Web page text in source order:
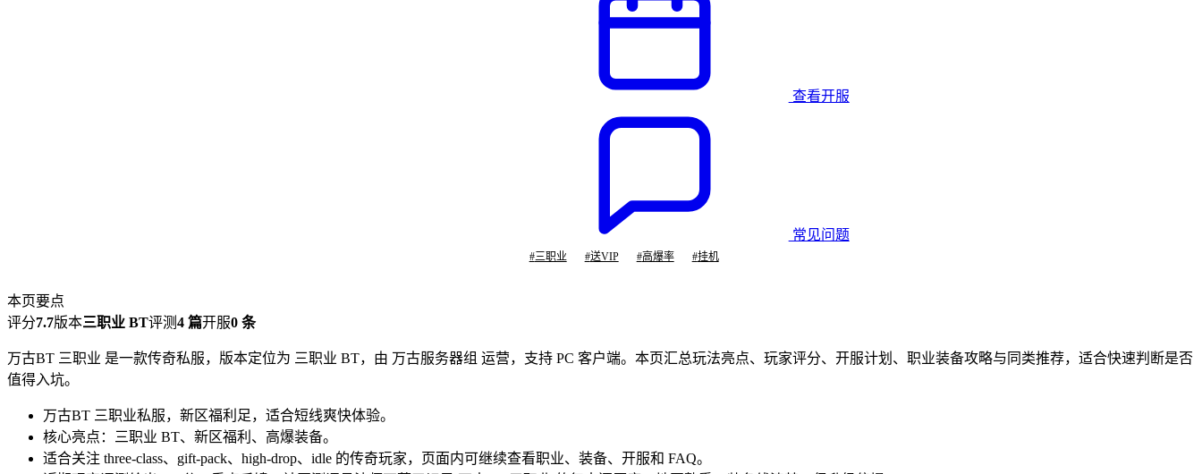
查看开服
常见问题
#三职业 #送VIP #高爆率 #挂机
本页要点
评分7.7版本三职业 BT评测4 篇开服0 条
万古BT 三职业 是一款传奇私服，版本定位为 三职业 BT，由 万古服务器组 运营，支持 PC 客户端。本页汇总玩法亮点、玩家评分、开服计划、职业装备攻略与同类推荐，适合快速判断是否
值得入坑。
万古BT 三职业私服，新区福利足，适合短线爽快体验。
核心亮点：三职业 BT、新区福利、高爆装备。
适合关注 three-class、gift-pack、high-drop、idle 的传奇玩家，页面内可继续查看职业、装备、开服和 FAQ。